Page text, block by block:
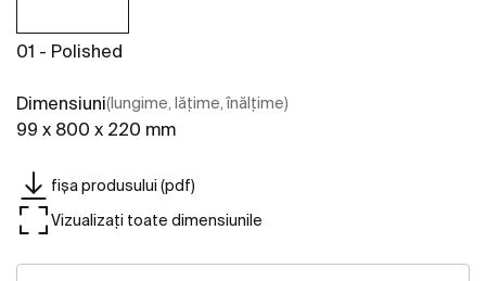
01 - Polished
Dimensiuni(lungime, lățime, înălțime)
99 x 800 x 220 mm
fișa produsului (pdf)
Vizualizați toate dimensiunile